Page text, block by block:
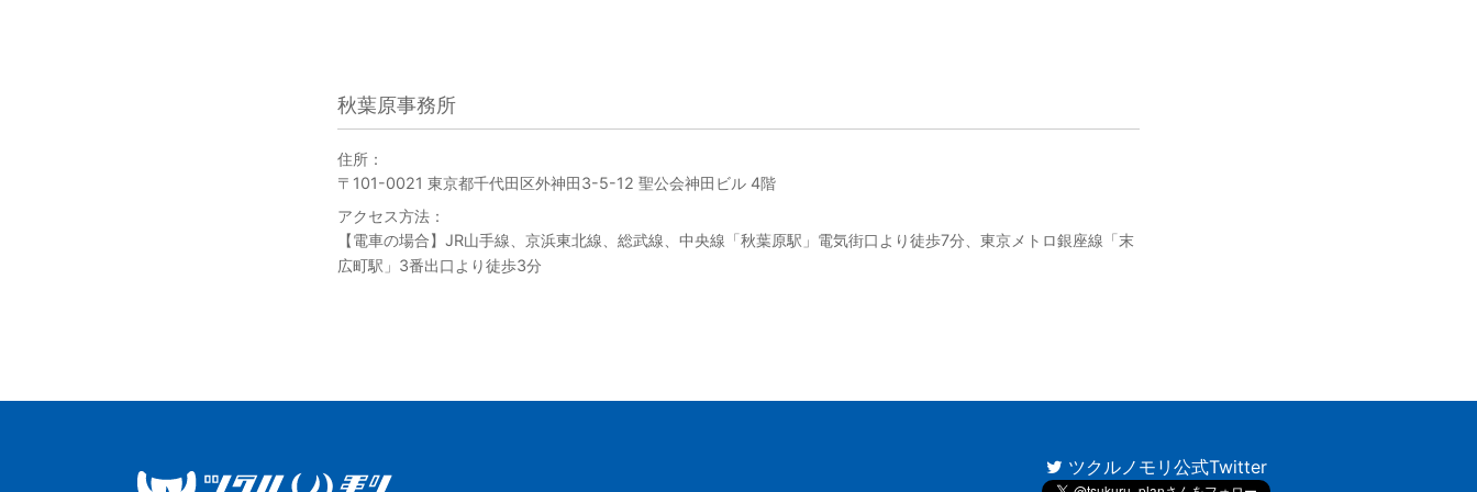
秋葉原事務所
住所：
〒101-0021 東京都千代田区外神田3-5-12 聖公会神田ビル 4階
アクセス方法：
【電車の場合】JR山手線、京浜東北線、総武線、中央線「秋葉原駅」電気街口より徒歩7分、東京メトロ銀座線「末
広町駅」3番出口より徒歩3分
ツクルノモリ公式Twitter